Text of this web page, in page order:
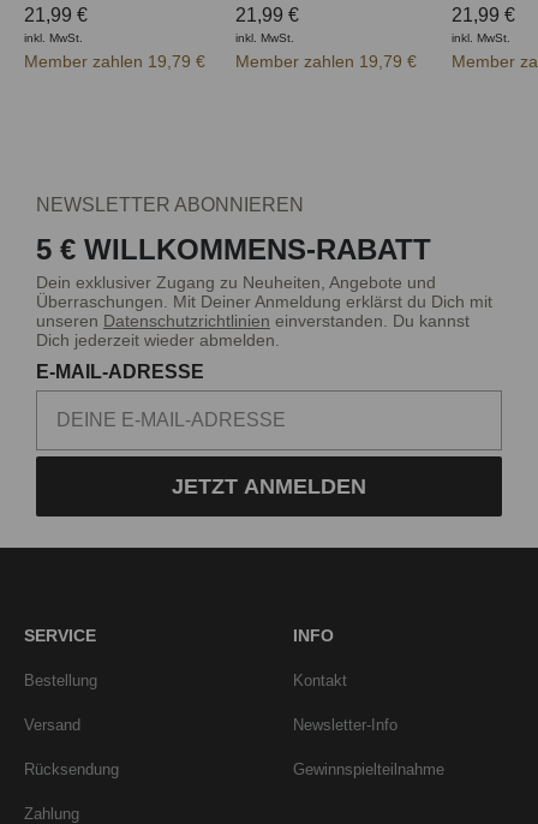
21,99 €
inkl. MwSt.
Member zahlen 19,79 €
21,99 €
inkl. MwSt.
Member zahlen 19,79 €
21,99 €
inkl. MwSt.
Member
NEWSLETTER ABONNIEREN
5 € WILLKOMMENS-RABATT
Dein exklusiver Zugang zu Neuheiten, Angebote und
Überraschungen. Mit Deiner Anmeldung erklärst du Dich mit
unseren Datenschutzrichtlinien einverstanden. Du kannst
Dich jederzeit wieder abmelden.
E-MAIL-ADRESSE
JETZT ANMELDEN
SERVICE
Bestellung
Versand
Rücksendung
Zahlung
INFO
Kontakt
Newsletter-Info
Gewinnspielteilnahme